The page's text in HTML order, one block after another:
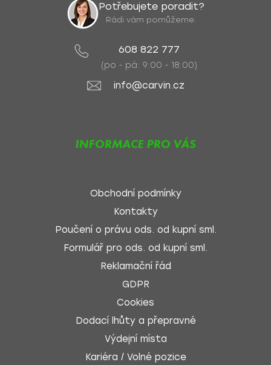
Potřebujete poradit?
Rádi vám pomůžeme.
608 822 777
(po - pá: 9:00 - 18:00)
info@carvin.cz
INFORMACE PRO VÁS
Obchodní podmínky
Kontakty
Poučení o právu ods. od kupní sml.
Formulář pro ods. od kupní sml.
Reklamační řád
GDPR
Cookies
Dodací lhůty a přepravné
Výdejní místa
Kariéra / Volné pozice